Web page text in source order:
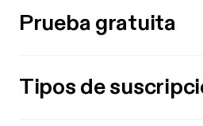
Prueba gratuita
Tipos de